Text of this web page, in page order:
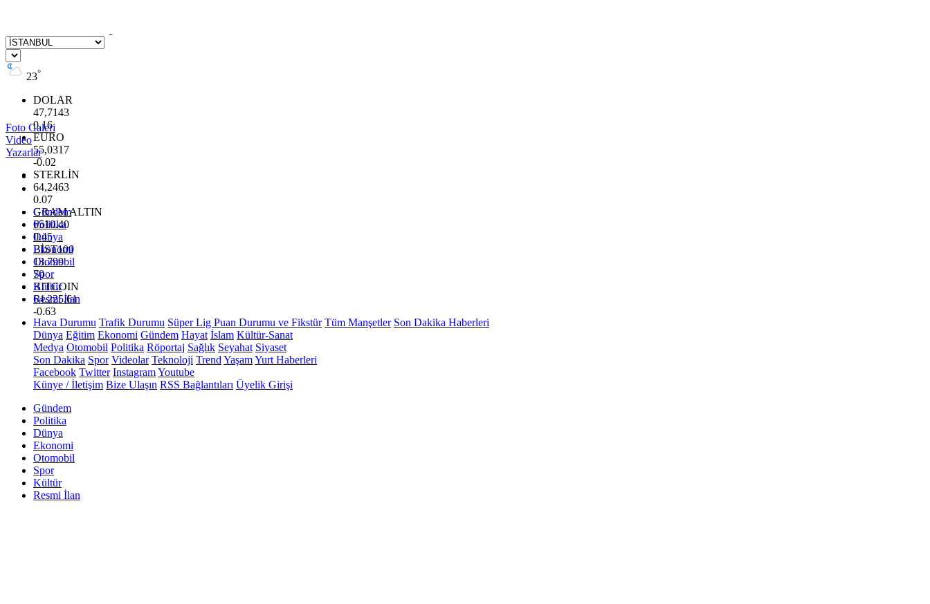
23°
DOLAR
47,7143
0.16
EURO
55,0317
-0.02
STERLİN
64,2463
0.07
GRAM ALTIN
6510.40
0.45
BİST100
13.799
70
BITCOIN
64.225,61
-0.63
Foto Galeri
Video
Yazarlar
Gündem
Politika
Dünya
Ekonomi
Otomobil
Spor
Kültür
Resmi İlan
Hava Durumu Trafik Durumu Süper Lig Puan Durumu ve Fikstür Tüm Manşetler Son Dakika Haberleri
Dünya Eğitim Ekonomi Gündem Hayat İslam Kültür-Sanat
Medya Otomobil Politika Röportaj Sağlık Seyahat Siyaset
Son Dakika Spor Videolar Teknoloji Trend YaşamYurt Haberleri
Facebook Twitter InstagramYoutube
Künye / İletişim Bize Ulaşın RSS Bağlantıları Üyelik Girişi
Gündem
Politika
Dünya
Ekonomi
Otomobil
Spor
Kültür
Resmi İlan